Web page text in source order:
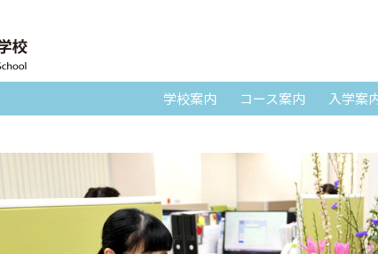
SKIP TO CONTENT
学校案内 コース案内 入学案